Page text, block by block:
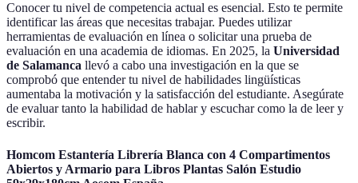
Conocer tu nivel de competencia actual es esencial. Esto te permite
identificar las áreas que necesitas trabajar. Puedes utilizar
herramientas de evaluación en línea o solicitar una prueba de
evaluación en una academia de idiomas. En 2025, la Universidad
de Salamanca llevó a cabo una investigación en la que se
comprobó que entender tu nivel de habilidades lingüísticas
aumentaba la motivación y la satisfacción del estudiante. Asegúrate
de evaluar tanto la habilidad de hablar y escuchar como la de leer y
escribir.
Homcom Estantería Librería Blanca con 4 Compartimentos
Abiertos y Armario para Libros Plantas Salón Estudio